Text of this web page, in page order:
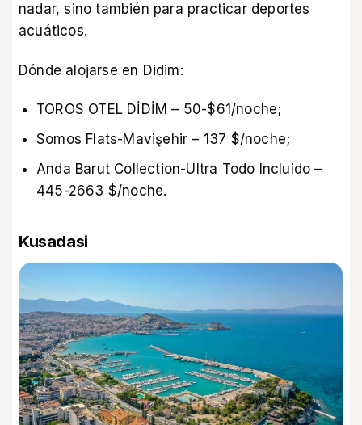
nadar, sino también para practicar deportes
acuáticos.
Dónde alojarse en Didim:
TOROS OTEL DİDİM – 50-$61/noche;
Somos Flats-Mavişehir – 137 $/noche;
Anda Barut Collection-Ultra Todo Incluido –
445-2663 $/noche.
Kusadasi